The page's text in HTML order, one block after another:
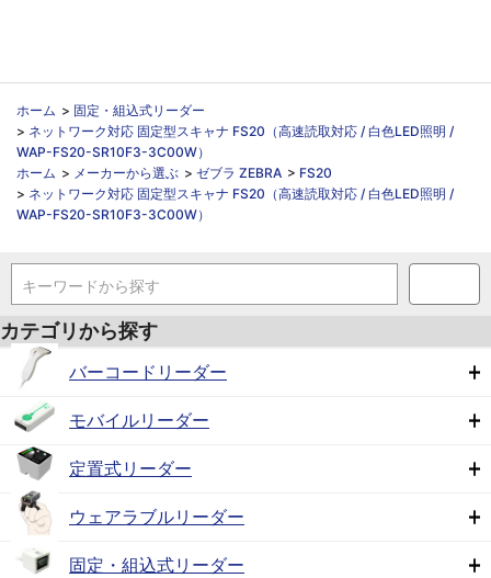
ホーム > 固定・組込式リーダー
> ネットワーク対応 固定型スキャナ FS20（高速読取対応 / 白色LED照明 /
WAP-FS20-SR10F3-3C00W）
ホーム > メーカーから選ぶ > ゼブラ ZEBRA > FS20
> ネットワーク対応 固定型スキャナ FS20（高速読取対応 / 白色LED照明 /
WAP-FS20-SR10F3-3C00W）
キーワードから探す
カテゴリから探す
バーコードリーダー
モバイルリーダー
定置式リーダー
ウェアラブルリーダー
固定・組込式リーダー